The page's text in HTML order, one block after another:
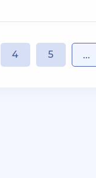
4 5 ...